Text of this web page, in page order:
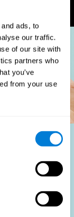
ads, to
our traffic.
of our site with
partners who
you’ve
from your use
pracy
której
wspierają
Oceny te